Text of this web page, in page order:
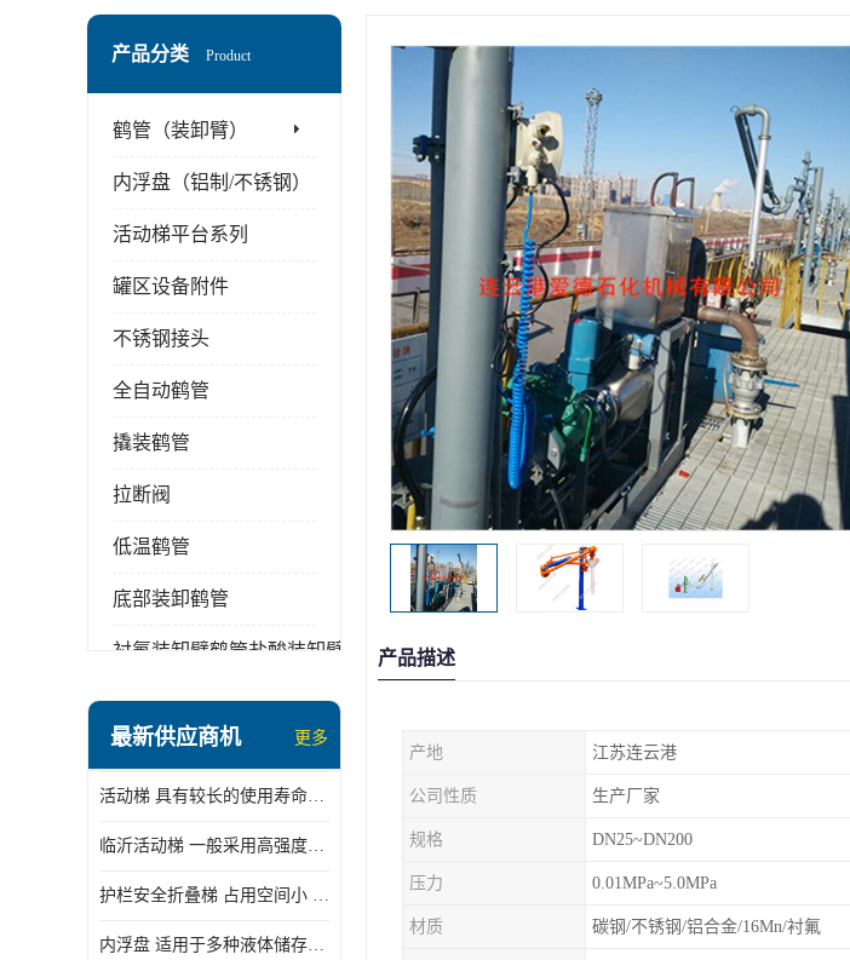
产品分类 Product
鹤管（装卸臂）
内浮盘（铝制/不锈钢）
活动梯平台系列
罐区设备附件
不锈钢接头
全自动鹤管
撬装鹤管
拉断阀
低温鹤管
底部装卸鹤管
衬氟装卸臂鹤管盐酸装卸臂
顶部装卸车鹤管
液氨液化气鹤管
定量装车系统
最新供应商机 更多
活动梯 具有较长的使用寿命和耐用性 一般采用高强度材料制造
临沂活动梯 一般采用高强度材料制造 可以用于多种不同的任务
护栏安全折叠梯 占用空间小 方便存放和搬运
内浮盘 适用于多种液体储存和运输 能够降低运输成本和维护成本
产品描述
产地 江苏连云港
公司性质 生产厂家
规格 DN25~DN200
压力 0.01MPa~5.0MPa
材质 碳钢/不锈钢/铝合金/16Mn/衬氟